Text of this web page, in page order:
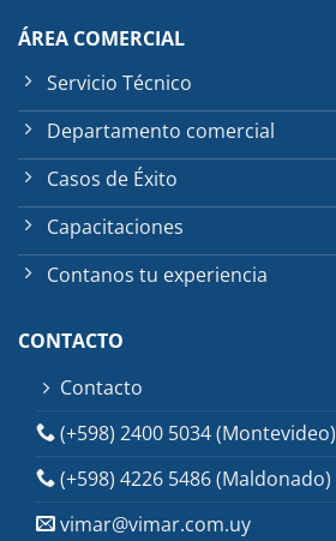
ÁREA COMERCIAL
Servicio Técnico
Departamento comercial
Casos de Éxito
Capacitaciones
Contanos tu experiencia
CONTACTO
Contacto
(+598) 2400 5034 (Montevideo)
(+598) 4226 5486 (Maldonado)
vimar@vimar.com.uy